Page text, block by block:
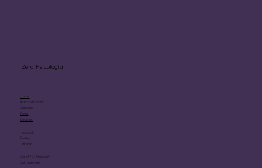
Zera Psicología
Cel: +57 317 808 4694
Cali - colombia
Home
Acerca de Yenni
Contacto
Tarifa
Servicios
Facebook
Twitter
LinkedIn